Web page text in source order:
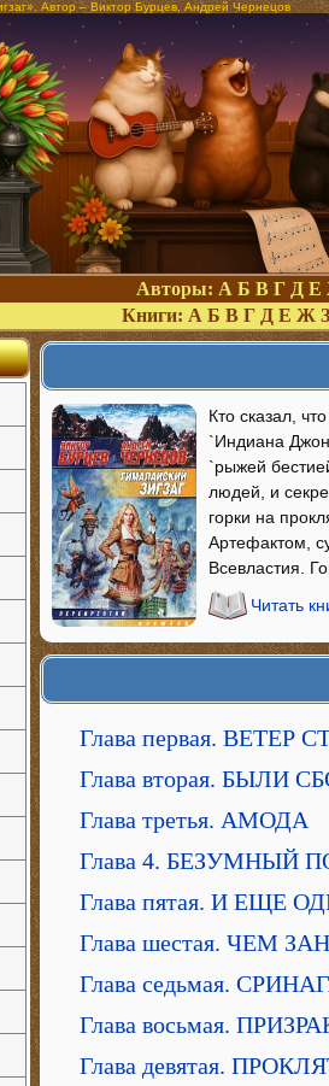
Автор – Виктор Бурцев, Андрей Чернецов
Авторы: А Б В Г Д Е
Книги: А Б В Г Д Е Ж З
Кто сказал,
`Индиана
`рыжей
людей, и
горки на
Артефактом,
Всевластия.
Читать
Глава первая. ВЕТЕР
Глава вторая. БЫЛИ
Глава третья. АМОДА
Глава 4. БЕЗУМНЫЙ
Глава пятая. И ЕЩЕ
Глава шестая. ЧЕМ
Глава седьмая.
Глава восьмая.
Глава девятая.